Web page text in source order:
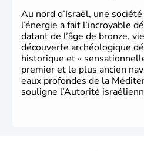
Au nord d’Israël, une
l’énergie a fait l’incroyable
datant de l’âge de bronze,
découverte archéologique
historique et «
premier et le plus ancien
eaux profondes de la
souligne l’Autorité